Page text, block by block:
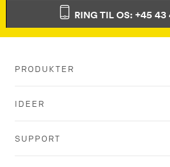
RING TIL OS: +45 43
PRODUKTER
IDEER
SUPPORT